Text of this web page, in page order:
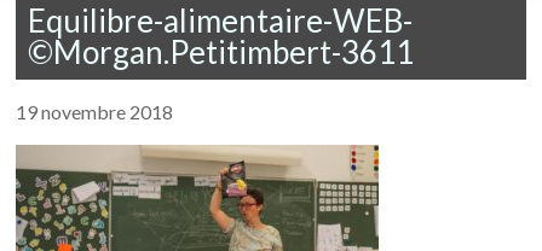
Equilibre-alimentaire-WEB-
©Morgan.Petitimbert-3611
19 novembre 2018